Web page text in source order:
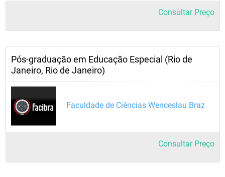
Consultar Preço
Pós-graduação em Educação Especial (Rio de
Janeiro, Rio de Janeiro)
Faculdade de Ciências Wenceslau Braz
Consultar Preço